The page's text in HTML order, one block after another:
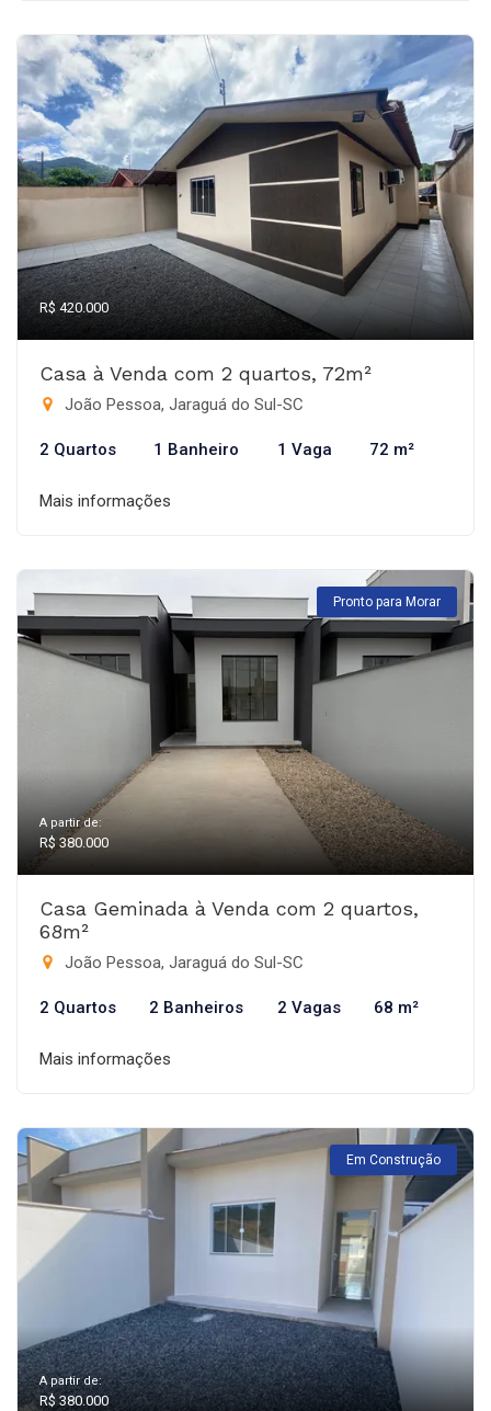
R$ 420.000
Casa à Venda com 2 quartos, 72m²
João Pessoa, Jaraguá do Sul-SC
2 Quartos 1 Banheiro 1 Vaga 72 m²
Mais informações
Pronto para Morar
A partir de:
R$ 380.000
Casa Geminada à Venda com 2 quartos,
68m²
João Pessoa, Jaraguá do Sul-SC
2 Quartos 2 Banheiros 2 Vagas 68 m²
Mais informações
Em Construção
A partir de:
R$ 380.000